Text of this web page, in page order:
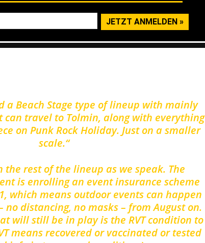
a Beach Stage type of lineup with mainly
can travel to Tolmin, along with everything
on Punk Rock Holiday. Just on a smaller
scale.“
the rest of the lineup as we speak. The
is enrolling an event insurance scheme
which means outdoor events can happen
no distancing, no masks – from August on.
will still be in play is the RVT condition to
means recovered or vaccinated or tested